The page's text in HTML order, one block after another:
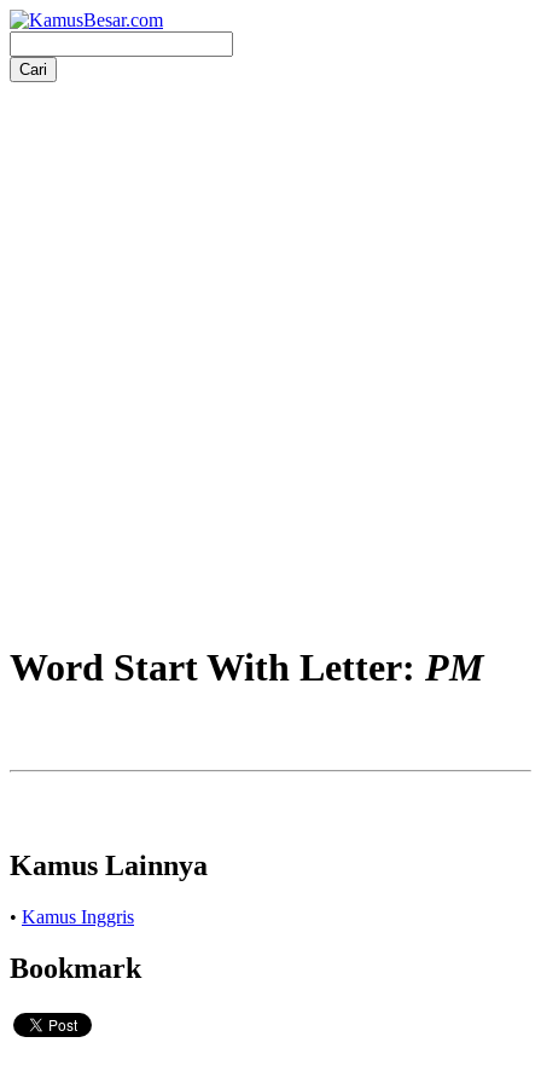
Word Start With Letter: PM
Kamus Lainnya
• Kamus Inggris
Bookmark